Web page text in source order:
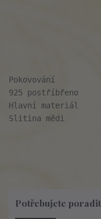
Pokovování
925 postříbřeno
Hlavní materiál
Slitina mědi
Potřebujete poradit?